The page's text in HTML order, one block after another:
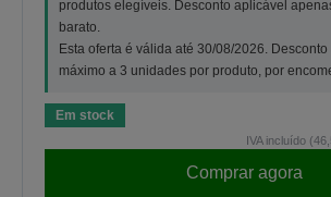
produtos elegíveis. Desconto aplicável
barato.
Esta oferta é válida até 30/08/2026.
máximo a 3 unidades por produto, por
Em stock
IVA incluído
Comprar agora